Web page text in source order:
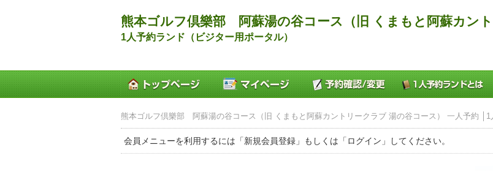
熊本ゴルフ倶樂部 阿蘇湯の谷コース（旧 くまもと阿蘇カント
1人予約ランド（ビジター用ポータル）
熊本ゴルフ倶樂部 阿蘇湯の谷コース（旧 くまもと阿蘇カントリークラブ 湯の谷コース） 一人予約 │1
会員メニューを利用するには「新規会員登録」もしくは「ログイン」してください。